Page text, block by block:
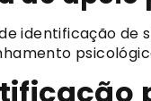
identificação de